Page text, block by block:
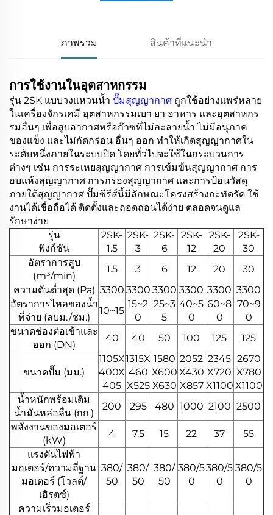
ภาพรวม สินค้าที่แนะนำ
การใช้งานในอุตสาหกรรม
รุ่น 2SK แบบวงแหวนน้ำ ปั๊มสุญญากาศ ถูกใช้อย่างแพร่หลาย
ในเครื่องจักรเคมี อุตสาหกรรมเบา ยา อาหาร และอุตสาหกร
รมอื่นๆ เพื่อสูบอากาศหรือก๊าซที่ไม่ละลายน้ำ ไม่มีอนุภาค
ของแข็ง และไม่กัดกร่อน อื่นๆ ออก ทำให้เกิดสุญญากาศใน
ระดับหนึ่งภายในระบบปิด โดยทั่วไปจะใช้ในกระบวนการ
ต่างๆ เช่น การระเหยสุญญากาศ การเข้มข้นสุญญากาศ การ
อบแห้งสุญญากาศ การกรองสุญญากาศ และการป้อนวัสดุ
ภายใต้สุญญากาศ ปั๊มซีรีส์นี้มีลักษณะโครงสร้างกะทัดรัด ใช้
งานได้เชื่อถือได้ ติดตั้งและถอดถอนได้ง่าย ตลอดจนดูแล
รักษาง่าย
รุ่น
ฟังก์ชัน
2SK-
1.5
2SK-
3
2SK-
6
2SK-
12
2SK-
20
2SK-
30
อัตราการสูบ
(m³/min)
1.5 3 6 12 20
30
ความดันต่ำสุด (Pa) 3300 3300 3300 3300 3300 3300
อัตราการไหลของน้ำ
ที่จ่าย (ลบม./ชม.)
10~15
15~2
0
25~3
5
40~5
0
60~8
0
70~9
0
ขนาดช่องต่อเข้าและ
ออก (DN)
40 40 50 100 125 125
ขนาดปั๊ม (มม.)
1105X
400X
405
1315X
460
X525
1580
X600
X630
2052
X430
X857
2345
X720
X1100
2670
X780
X1100
น้ำหนักพร้อมเติม
น้ำมันหล่อลื่น (กก.)
200 295 480 1000 2100 2500
พลังงานของมอเตอร์
(kW)
4 7.5 15 22 37
55
แรงดันไฟฟ้า
มอเตอร์/ความถี่ฐาน
มอเตอร์ (โวลต์/
เฮิรตซ์)
380/
50
380/
50
380/
50
380/5
0
380/5
0
380/5
0
ความเร็วมอเตอร์